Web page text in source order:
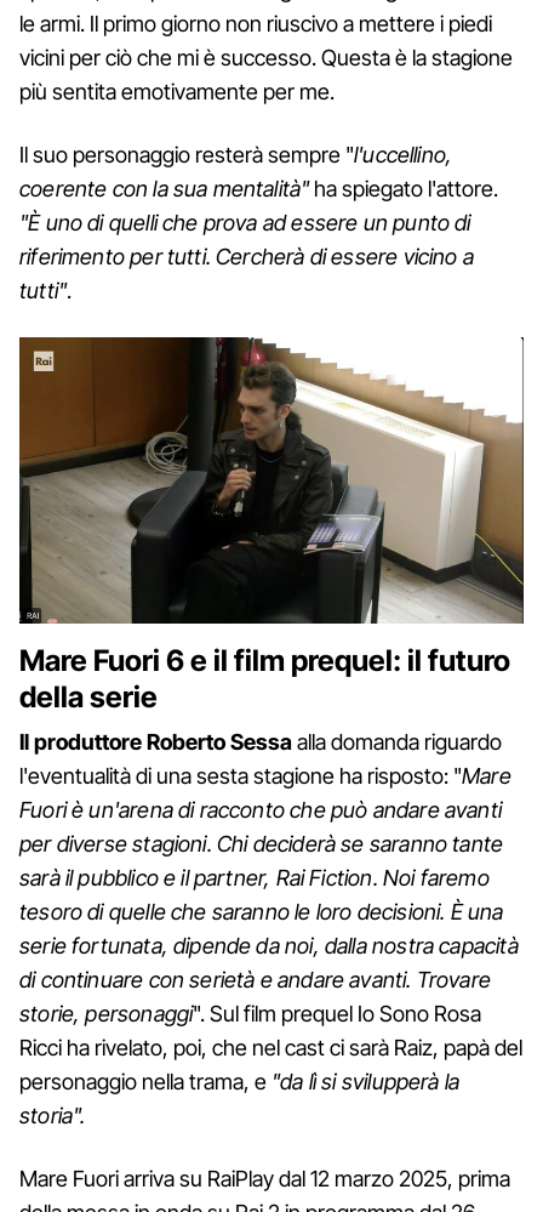
le armi. Il primo giorno non riuscivo a mettere i piedi
vicini per ciò che mi è successo. Questa è la stagione
più sentita emotivamente per me.
Il suo personaggio resterà sempre "l'uccellino,
coerente con la sua mentalità"ha spiegato l'attore.
"È uno di quelli che prova ad essere un punto di
riferimento per tutti. Cercherà di essere vicino a
tutti".
Mare Fuori 6 e il film prequel: il futuro
della serie
Il produttore Roberto Sessaalla domanda riguardo
l'eventualità di una sesta stagione ha risposto: "Mare
Fuori è un'arena di racconto che può andare avanti
per diverse stagioni. Chi deciderà se saranno tante
sarà il pubblico e il partner, Rai Fiction. Noi faremo
tesoro di quelle che saranno le loro decisioni. È una
serie fortunata, dipende da noi, dalla nostra capacità
di continuare con serietà e andare avanti. Trovare
storie, personaggi". Sul film prequel Io Sono Rosa
Ricci ha rivelato, poi, che nel cast ci sarà Raiz, papà del
personaggio nella trama, e "da lì si svilupperà la
storia".
Mare Fuori arriva su RaiPlay dal 12 marzo 2025, prima